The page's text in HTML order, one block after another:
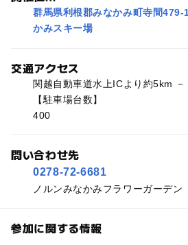
群馬県利根郡みなかみ町寺間479-
かみスキー場
交通アクセス
関越自動車道水上ICより約5km －
【駐車場台数】
400
問い合わせ先
0278-72-6681
ノルンみなかみフラワーガーデン
参加に関する情報